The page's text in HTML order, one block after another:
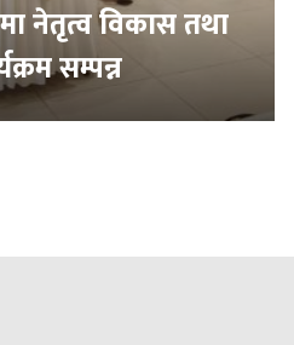
नेतृत्व विकास तथा
सम्पन्न